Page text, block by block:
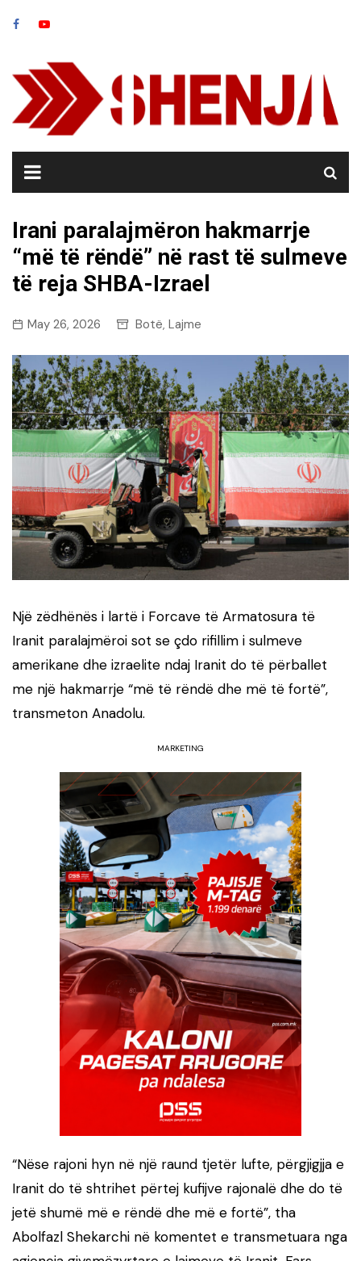
Irani paralajmëron hakmarrje
“më të rëndë” në rast të sulmeve
të reja SHBA-Izrael
May 26, 2026 Botë, Lajme
Një zëdhënës i lartë i Forcave të Armatosura të
Iranit paralajmëroi sot se çdo rifillim i sulmeve
amerikane dhe izraelite ndaj Iranit do të përballet
me një hakmarrje “më të rëndë dhe më të fortë”,
transmeton Anadolu.
MARKETING
“Nëse rajoni hyn në një raund tjetër lufte, përgjigjja e
Iranit do të shtrihet përtej kufijve rajonalë dhe do të
jetë shumë më e rëndë dhe më e fortë”, tha
Abolfazl Shekarchi në komentet e transmetuara nga